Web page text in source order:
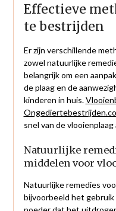
Effectieve
te bestrijden
Er zijn verschillende
zowel natuurlijke
belangrijk om een
de plaag en de
kinderen in huis.
snel van de
Natuurlijke
middelen voor
Natuurlijke remedies
bijvoorbeeld het gebruik